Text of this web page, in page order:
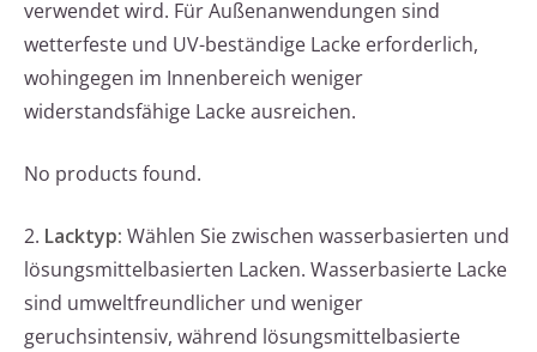
verwendet wird. Für Außenanwendungen sind
wetterfeste und UV-beständige Lacke erforderlich,
wohingegen im Innenbereich weniger
widerstandsfähige Lacke ausreichen.
No products found.
2. Lacktyp: Wählen Sie zwischen wasserbasierten und
lösungsmittelbasierten Lacken. Wasserbasierte Lacke
sind umweltfreundlicher und weniger
geruchsintensiv, während lösungsmittelbasierte